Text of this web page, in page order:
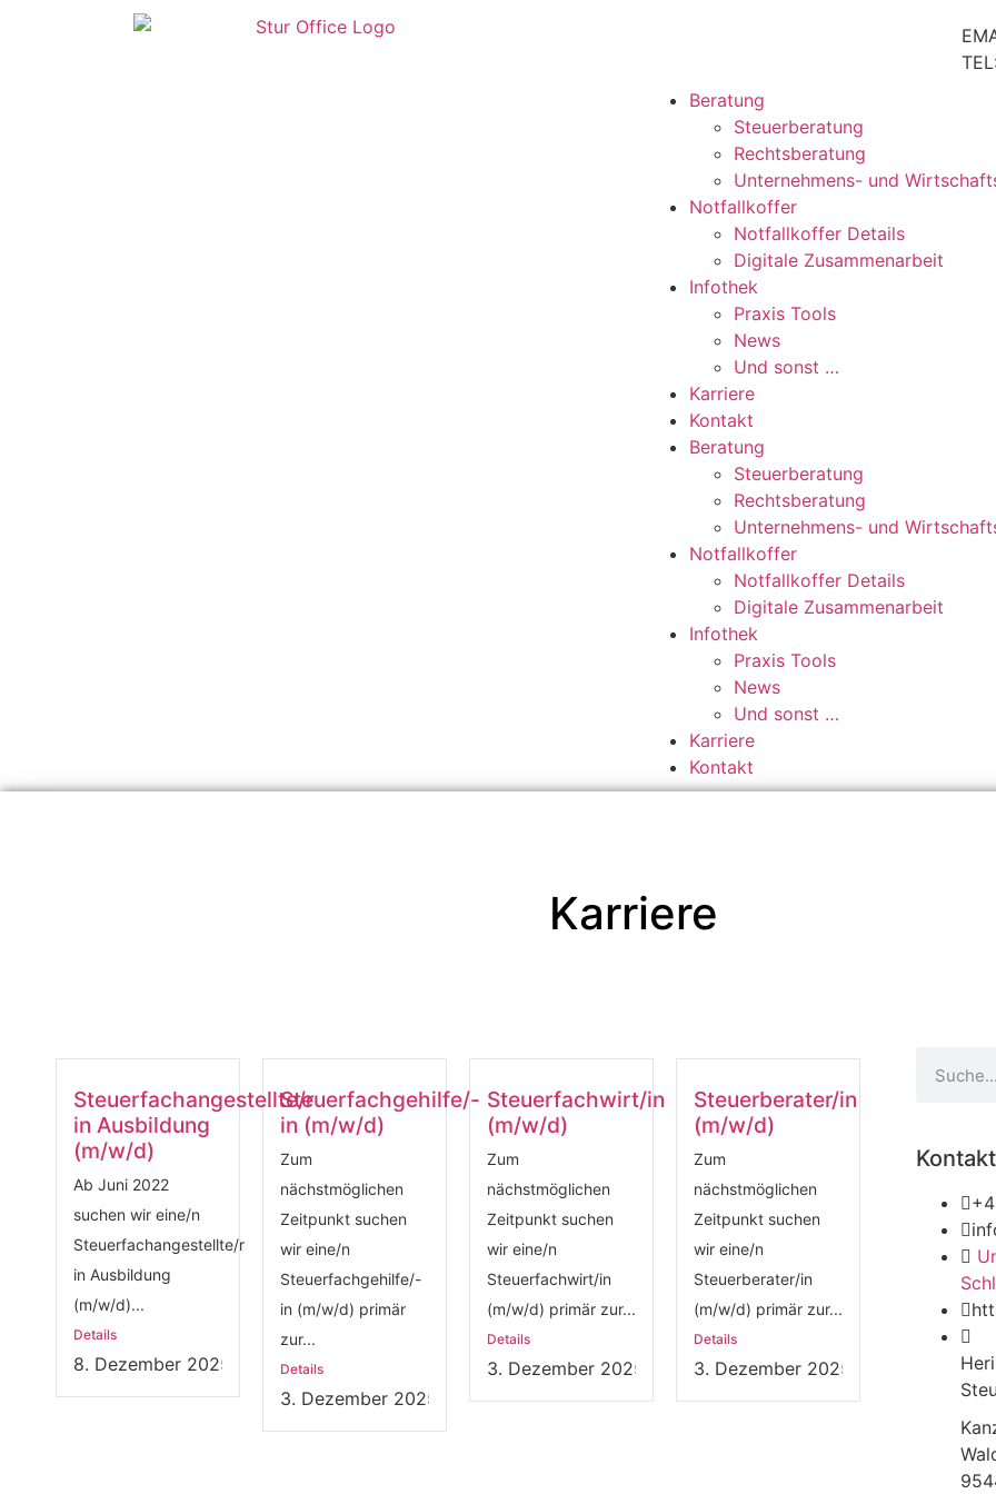
TEL:
Beratung
Steuerberatung
Rechtsberatung
Unternehmens- und
Notfallkoffer
Notfallkoffer Details
Digitale Zusammenarbeit
Infothek
Praxis Tools
News
Und sonst …
Karriere
Kontakt
Beratung
Steuerberatung
Rechtsberatung
Unternehmens- und
Notfallkoffer
Notfallkoffer Details
Digitale Zusammenarbeit
Infothek
Praxis Tools
News
Und sonst …
Karriere
Kontakt
Karriere
Steuerfachangestellte/r
in Ausbildung
(m/w/d)
Ab Juni 2022
suchen wir eine/n
Steuerfachangestellte/r
in Ausbildung
(m/w/d)...
Details
8. Dezember 2025
Steuerfachgehilfe/-
in (m/w/d)
Zum
nächstmöglichen
Zeitpunkt suchen
wir eine/n
Steuerfachgehilfe/-
in (m/w/d) primär
zur...
Details
3. Dezember 2025
Steuerfachwirt/in
(m/w/d)
Zum
nächstmöglichen
Zeitpunkt suchen
wir eine/n
Steuerfachwirt/in
(m/w/d) primär zur...
Details
3. Dezember 2025
Steuerberater/in
(m/w/d)
Zum
nächstmöglichen
Zeitpunkt suchen
wir eine/n
Steuerberater/in
(m/w/d) primär zur...
Details
3. Dezember 2025
Kontakt